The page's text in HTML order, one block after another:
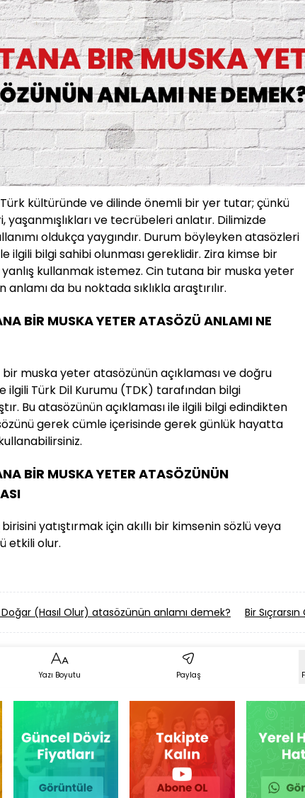
kültüründe ve dilinde önemli bir yer tutar; çünkü
yaşanmışlıkları ve tecrübeleri anlatır. Dilimizde
oldukça yaygındır. Durum böyleyken atasözleri
ilgili bilgi sahibi olunması gereklidir. Zira kimse bir
kullanmak istemez. Cin tutana bir muska yeter
anlamı da bu noktada sıklıkla araştırılır.
BİR MUSKA YETER ATASÖZÜ ANLAMI NE
muska yeter atasözünün açıklaması ve doğru
ilgili Türk Dil Kurumu (TDK) tarafından bilgi
Bu atasözünün açıklaması ile ilgili bilgi edindikten
gerek cümle içerisinde gerek günlük hayatta
BİR MUSKA YETER ATASÖZÜNÜN
birisini yatıştırmak için akıllı bir kimsenin sözlü veya
etkili olur.
(Hasıl Olur) atasözünün anlamı demek? Bir
Yazı Boyutu Paylaş